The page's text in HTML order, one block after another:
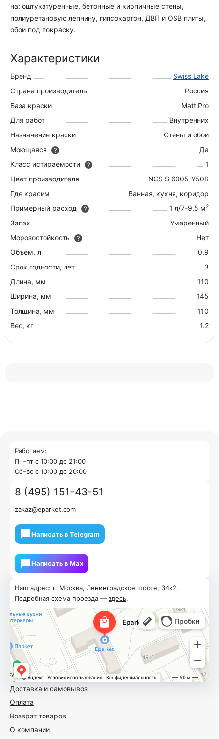
на: оштукатуренные, бетонные и кирпичные стены,
полиуретановую лепнину, гипсокартон, ДВП и OSB плиты,
обои под покраску.
Характеристики
Бренд
Swiss Lake
Страна производитель
Россия
База краски
Matt Pro
Для работ
Внутренних
Назначение краски
Стены и обои
Моющаяся
?
Да
Класс истираемости
?
1
Цвет производителя
NCS S 6005-Y50R
Где красим
Ванная, кухня, коридор
Примерный расход
? 1 л/7-9,5 м2
Запах
Умеренный
Морозостойкость
?
Нет
Объем, л
0.9
Срок годности, лет
3
Длина, мм
110
Ширина, мм
145
Толщина, мм
110
Вес, кг
1.2
Доставка и самовывоз
Оплата
Возврат товаров
О компании
Наш адрес: г. Москва, Ленинградское шоссе, 34к2.
Подробная схема проезда — здесь.
Работаем:
Пн–пт с 10:00 до 21:00
Cб–вс с 10:00 до 20:00
8 (495) 151-43-51
zakaz@eparket.com
Написать в Telegram
Написать в Мах